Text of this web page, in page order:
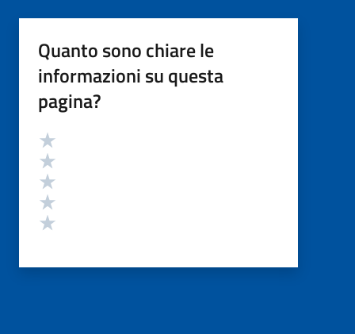
Quanto sono chiare le
informazioni su questa
pagina?
Valutazione